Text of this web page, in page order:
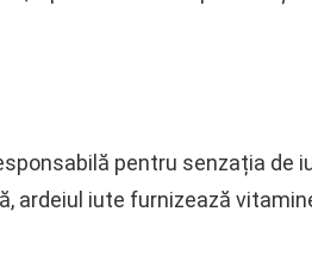
pentru senzația de
iute furnizează